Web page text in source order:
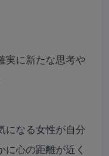
実に新たな思考や
になる女性が自分
心の距離が近く